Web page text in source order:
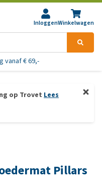
InloggenWinkelwagen
vanaf € 69,-
op Trovet Lees
Pillars